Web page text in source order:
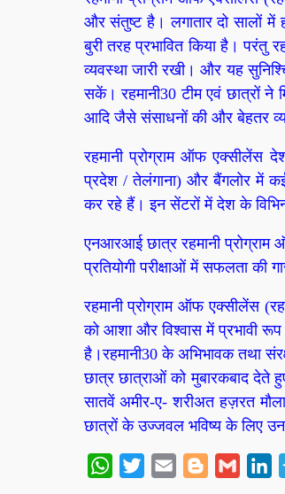
और संतुष्ट है। लगातार दो सालों में
बुरी तरह प्रभावित किया है।
व्यवस्था जारी रखी। और यह
सकें। रहमानी30 टीम एवं छात्रों ने
आदि जैसे संसाधनों की और बेहतर
रहमानी प्रोग्राम ऑफ एक्सीलेंस
प्रदेश / तेलंगाना) और बैंगलोर में
कर रहे हैं। इन सेंटरों में देश के
एनआरआई छात्र रहमानी प्रोग्राम
प्रतियोगी परीक्षाओं में सफलता की
रहमानी प्रोग्राम ऑफ एक्सीलेंस
को आशा और विश्वास में प्रभावी
है।रहमानी30 के अभिभावक तथा
छात्र छात्राओं को मुबारकबाद देते
सातवें अमीर-ए- शरीअत हज़रत
छात्रों के उज्जवल भविष्य के लिए उन
WhatsApp
Twitter Email BloggerGmail